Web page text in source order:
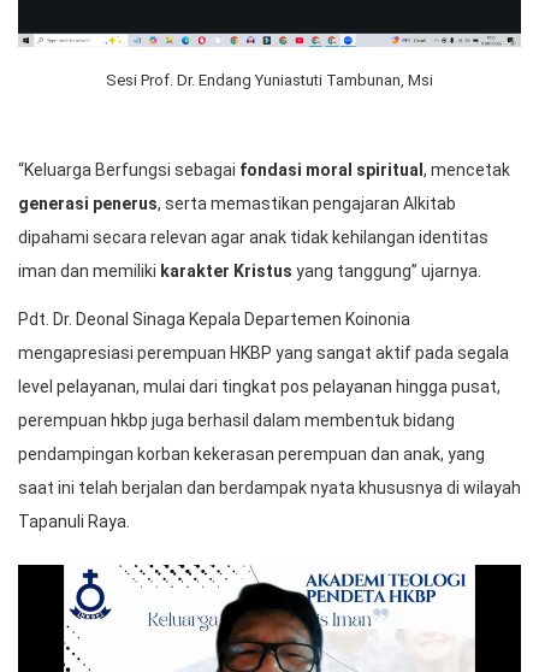
Sesi Prof. Dr. Endang Yuniastuti Tambunan, Msi
“Keluarga Berfungsi sebagai fondasi moral spiritual , mencetak
generasi penerus, serta memastikan pengajaran Alkitab
dipahami secara relevan agar anak tidak kehilangan identitas
iman dan memiliki karakter Kristus yang tanggung” ujarnya.
Pdt. Dr. Deonal Sinaga Kepala Departemen Koinonia
mengapresiasi perempuan HKBP yang sangat aktif pada segala
level pelayanan, mulai dari tingkat pos pelayanan hingga pusat,
perempuan hkbp juga berhasil dalam membentuk bidang
pendampingan korban kekerasan perempuan dan anak, yang
saat ini telah berjalan dan berdampak nyata khususnya di wilayah
Tapanuli Raya.